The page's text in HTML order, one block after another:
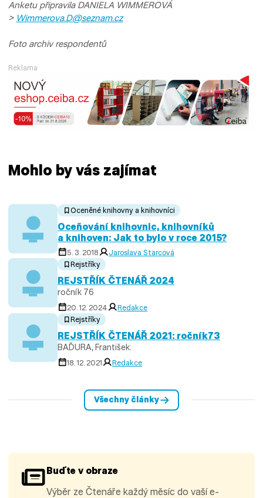
Anketu připravila DANIELA WIMMEROVÁ
> Wimmerova.D@seznam.cz
Foto archiv respondentů
Reklama
Mohlo by vás zajímat
Oceněné knihovny a knihovníci
Oceňování knihovnic, knihovníků
a knihoven: Jak to bylo v roce 2015?
5. 3. 2018
Jaroslava Starcová
Rejstříky
REJSTŘÍK ČTENÁŘ 2024
ročník 76
20. 12. 2024
Redakce
Rejstříky
REJSTŘÍK ČTENÁŘ 2021: ročník73
BAĎURA, František:
18. 12. 2021 Redakce
Všechny články
Buďte v obraze
Výběr ze Čtenáře každý měsíc do vaší e-